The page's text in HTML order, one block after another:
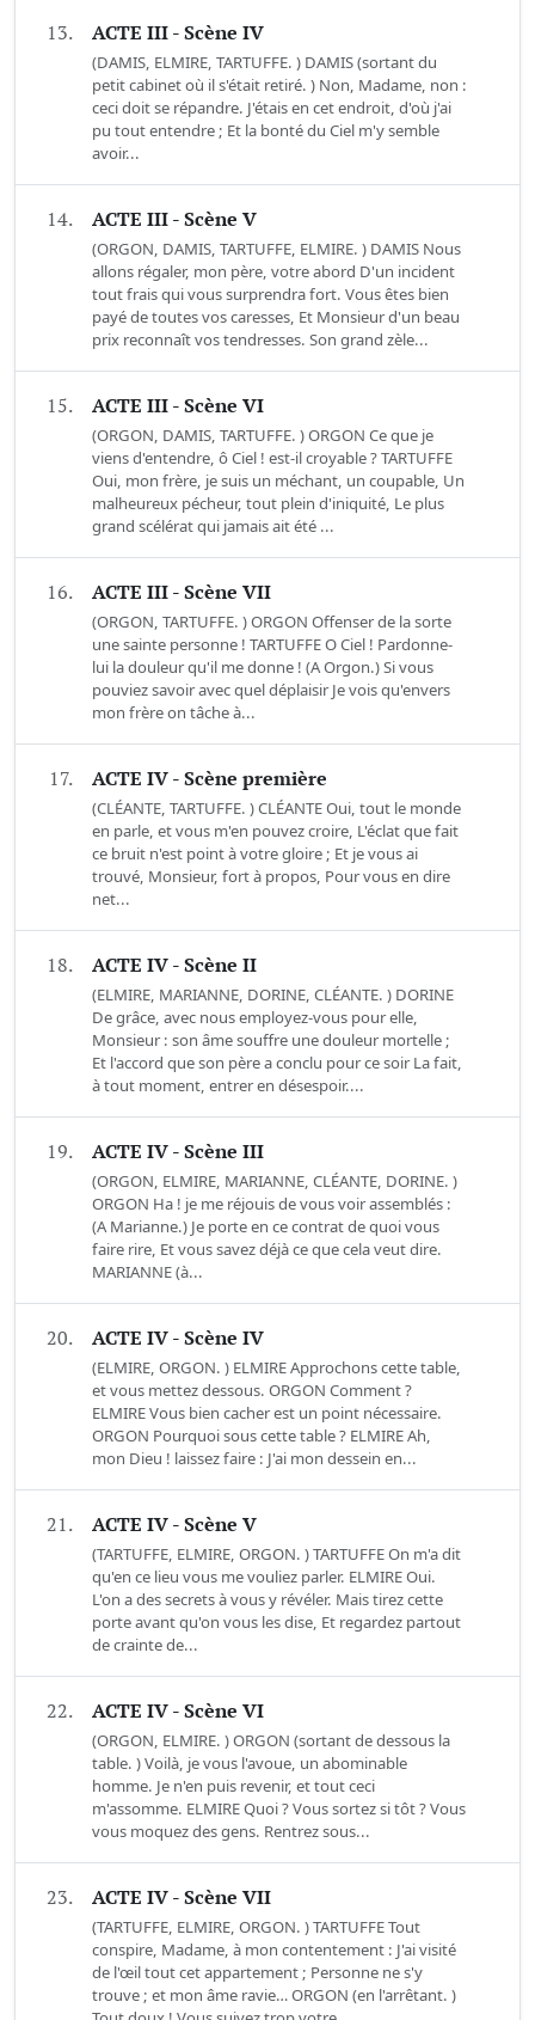
13. ACTE III - Scène IV
(DAMIS, ELMIRE, TARTUFFE. ) DAMIS (sortant du
petit cabinet où il s'était retiré. ) Non, Madame, non :
ceci doit se répandre. J'étais en cet endroit, d'où j'ai
pu tout entendre ; Et la bonté du Ciel m'y semble
avoir...
14. ACTE III - Scène V
(ORGON, DAMIS, TARTUFFE, ELMIRE. ) DAMIS Nous
allons régaler, mon père, votre abord D'un incident
tout frais qui vous surprendra fort. Vous êtes bien
payé de toutes vos caresses, Et Monsieur d'un beau
prix reconnaît vos tendresses. Son grand zèle...
15. ACTE III - Scène VI
(ORGON, DAMIS, TARTUFFE. ) ORGON Ce que je
viens d'entendre, ô Ciel ! est-il croyable ? TARTUFFE
Oui, mon frère, je suis un méchant, un coupable, Un
malheureux pécheur, tout plein d'iniquité, Le plus
grand scélérat qui jamais ait été ...
16. ACTE III - Scène VII
(ORGON, TARTUFFE. ) ORGON Offenser de la sorte
une sainte personne ! TARTUFFE O Ciel ! Pardonne-
lui la douleur qu'il me donne ! (A Orgon.) Si vous
pouviez savoir avec quel déplaisir Je vois qu'envers
mon frère on tâche à...
17. ACTE IV - Scène première
(CLÉANTE, TARTUFFE. ) CLÉANTE Oui, tout le monde
en parle, et vous m'en pouvez croire, L'éclat que fait
ce bruit n'est point à votre gloire ; Et je vous ai
trouvé, Monsieur, fort à propos, Pour vous en dire
net...
18. ACTE IV - Scène II
(ELMIRE, MARIANNE, DORINE, CLÉANTE. ) DORINE
De grâce, avec nous employez-vous pour elle,
Monsieur : son âme souffre une douleur mortelle ;
Et l'accord que son père a conclu pour ce soir La fait,
à tout moment, entrer en désespoir....
19. ACTE IV - Scène III
(ORGON, ELMIRE, MARIANNE, CLÉANTE, DORINE. )
ORGON Ha ! je me réjouis de vous voir assemblés :
(A Marianne.) Je porte en ce contrat de quoi vous
faire rire, Et vous savez déjà ce que cela veut dire.
MARIANNE (à...
20. ACTE IV - Scène IV
(ELMIRE, ORGON. ) ELMIRE Approchons cette table,
et vous mettez dessous. ORGON Comment ?
ELMIRE Vous bien cacher est un point nécessaire.
ORGON Pourquoi sous cette table ? ELMIRE Ah,
mon Dieu ! laissez faire : J'ai mon dessein en...
21. ACTE IV - Scène V
(TARTUFFE, ELMIRE, ORGON. ) TARTUFFE On m'a dit
qu'en ce lieu vous me vouliez parler. ELMIRE Oui.
L'on a des secrets à vous y révéler. Mais tirez cette
porte avant qu'on vous les dise, Et regardez partout
de crainte de...
22. ACTE IV - Scène VI
(ORGON, ELMIRE. ) ORGON (sortant de dessous la
table. ) Voilà, je vous l'avoue, un abominable
homme. Je n'en puis revenir, et tout ceci
m'assomme. ELMIRE Quoi ? Vous sortez si tôt ? Vous
vous moquez des gens. Rentrez sous...
23. ACTE IV - Scène VII
(TARTUFFE, ELMIRE, ORGON. ) TARTUFFE Tout
conspire, Madame, à mon contentement : J'ai visité
de l'œil tout cet appartement ; Personne ne s'y
trouve ; et mon âme ravie… ORGON (en l'arrêtant. )